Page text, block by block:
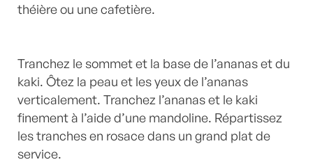
théière ou une cafetière.
Tranchez le sommet et la base de l’ananas et du
kaki. Ôtez la peau et les yeux de l’ananas
verticalement. Tranchez l’ananas et le kaki
finement à l’aide d’une mandoline. Répartissez
les tranches en rosace dans un grand plat de
service.